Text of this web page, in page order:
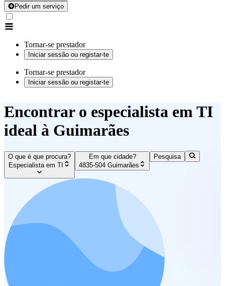
Pedir um serviço
Tornar-se prestador
Iniciar sessão ou registar-te
Tornar-se prestador
Iniciar sessão ou registar-te
Encontrar o especialista em TI
ideal à Guimarães
O que é que procura?
Especialista em TI
Em que cidade?
4835-504 Guimarães
Pesquisa